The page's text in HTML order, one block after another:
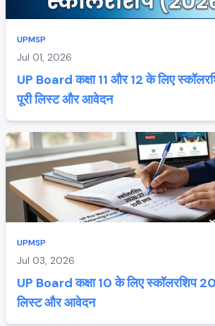
UPMSP
Jul 01, 2026
UP Board कक्षा 11 और 12 के लिए
पूरी लिस्ट और आवेदन
UPMSP
Jul 03, 2026
UP Board कक्षा 10 के लिए स्कॉलरशिप
लिस्ट और आवेदन